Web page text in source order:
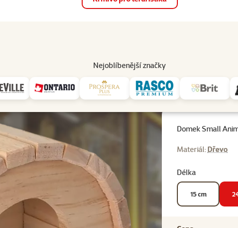
Nejoblíbenější značky
Prodejny Služby
Domek Small Animals půlkruh dřevěný 24cm
Domek Small
Materiál: Dřevo
Délka
15 cm